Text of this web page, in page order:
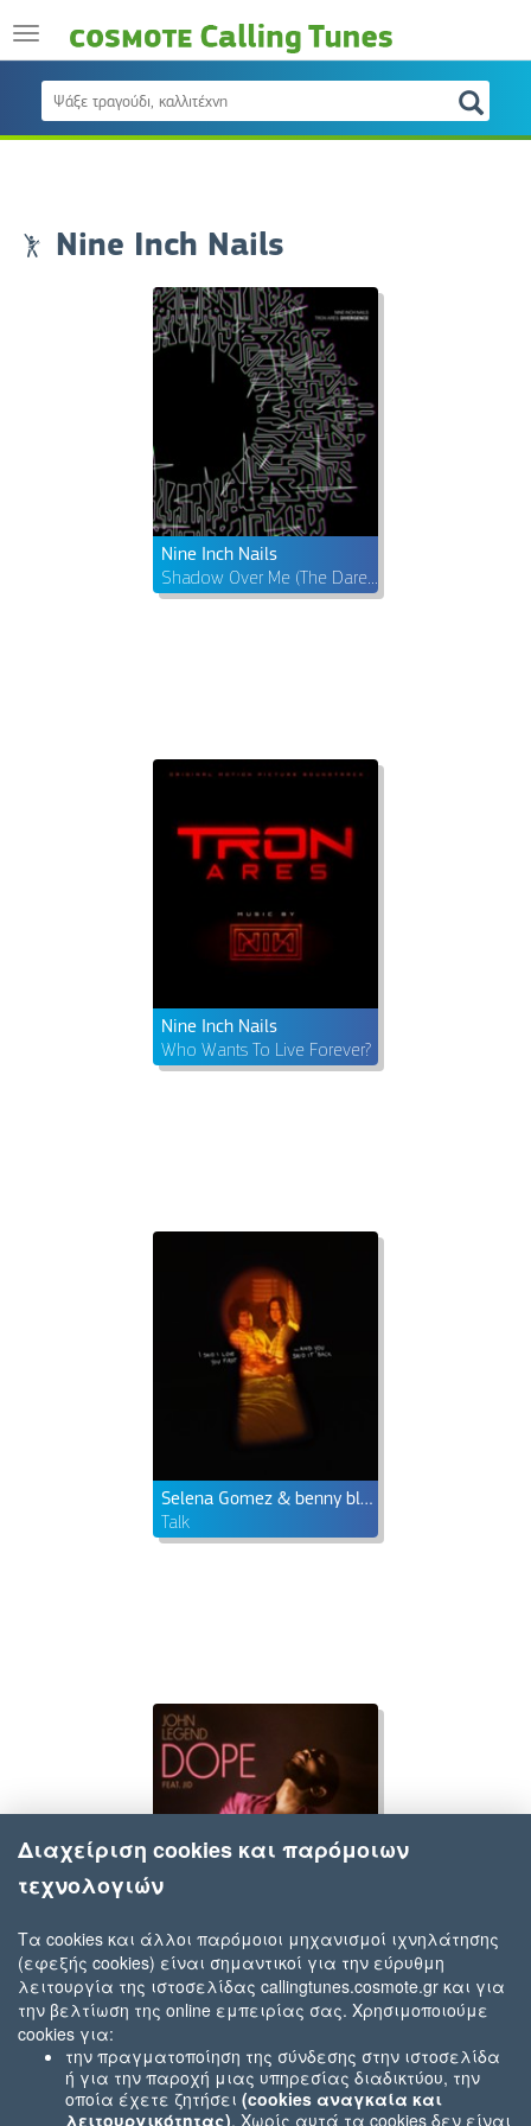
Nine Inch Nails
Nine Inch Nails
Nine Inch Nails
Who Wants To Live Forever?
Selena Gomez & benny blanco
Talk
John Legend feat. JID
Dope
Διαχείριση cookies και παρόμοιων
τεχνολογιών
Τα cookies και άλλοι παρόμοιοι μηχανισμοί ιχνηλάτησης
(εφεξής cookies) είναι σημαντικοί για την εύρυθμη
λειτουργία της ιστοσελίδας callingtunes.cosmote.gr και για
την βελτίωση της online εμπειρίας σας. Χρησιμοποιούμε
cookies για:
την πραγματοποίηση της σύνδεσης στην ιστοσελίδα
ή για την παροχή μιας υπηρεσίας διαδικτύου, την
οποία έχετε ζητήσει (cookies αναγκαία και
λειτουργικότητας). Χωρίς αυτά τα cookies δεν είναι